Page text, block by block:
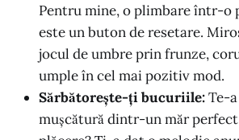
Pentru mine, o plimbare într-o
este un buton de resetare.
jocul de umbre prin frunze,
umple în cel mai pozitiv mod.
Sărbătorește-ți bucuriile:Te-
mușcătură dintr-un măr